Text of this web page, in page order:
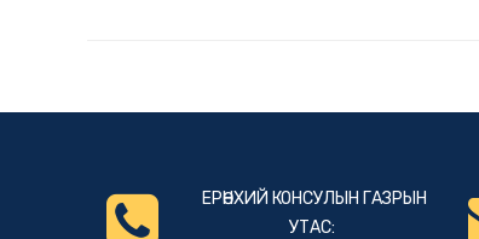
ЕРӨНХИЙ КОНСУЛЫН ГАЗРЫН
УТАС: